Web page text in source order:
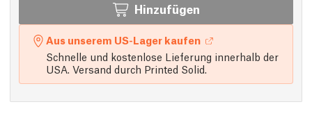
Hinzufügen
Aus unserem US-Lager kaufen
Schnelle und kostenlose Lieferung innerhalb der
USA. Versand durch Printed Solid.